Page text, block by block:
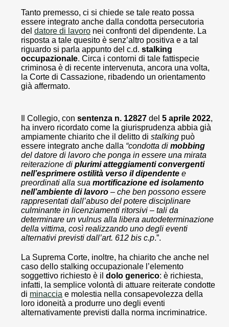
Tanto premesso, ci si chiede se tale reato possa
essere integrato anche dalla condotta persecutoria
del datore di lavoro nei confronti del dipendente. La
risposta a tale quesito è senz’altro positiva e a tal
riguardo si parla appunto del c.d. stalking
occupazionale. Circa i contorni di tale fattispecie
criminosa è di recente intervenuta, ancora una volta,
la Corte di Cassazione, ribadendo un orientamento
già affermato.
Il Collegio, con sentenza n. 12827 del 5 aprile 2022,
ha invero ricordato come la giurisprudenza abbia già
ampiamente chiarito che il delitto di stalking può
essere integrato anche dalla “condotta di mobbing
del datore di lavoro che ponga in essere una mirata
reiterazione di plurimi atteggiamenti convergenti
nell’esprimere ostilità verso il dipendente e
preordinati alla sua mortificazione ed isolamento
nell’ambiente di lavoro – che ben possono essere
rappresentati dall’abuso del potere disciplinare
culminante in licenziamenti ritorsivi – tali da
determinare un vulnus alla libera autodeterminazione
della vittima, così realizzando uno degli eventi
alternativi previsti dall’art. 612 bis c.p.”.
La Suprema Corte, inoltre, ha chiarito che anche nel
caso dello stalking occupazionale l’elemento
soggettivo richiesto è il dolo generico: è richiesta,
infatti, la semplice volontà di attuare reiterate condotte
di minaccia e molestia nella consapevolezza della
loro idoneità a produrre uno degli eventi
alternativamente previsti dalla norma incriminatrice.